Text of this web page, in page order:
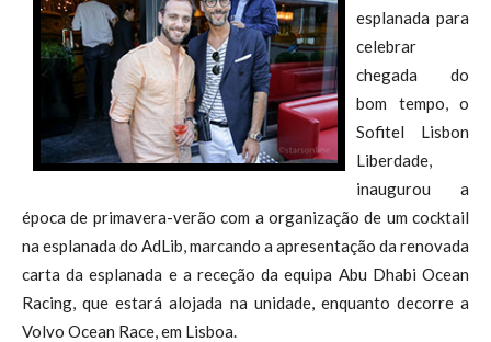
esplanada para
celebrar
chegada do
bom tempo, o
Sofitel Lisbon
Liberdade,
inaugurou a
época de primavera-verão com a organização de um cocktail
na esplanada do AdLib, marcando a apresentação da renovada
carta da esplanada e a receção da equipa Abu Dhabi Ocean
Racing, que estará alojada na unidade, enquanto decorre a
Volvo Ocean Race, em Lisboa.